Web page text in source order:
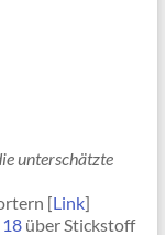
unterschätzte
[Link]
über Stickstoff